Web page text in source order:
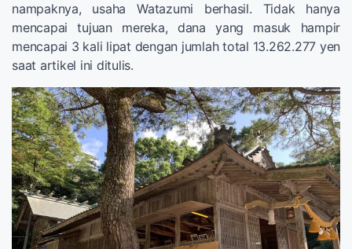
nampaknya, usaha Watazumi berhasil. Tidak hanya
mencapai tujuan mereka, dana yang masuk hampir
mencapai 3 kali lipat dengan jumlah total 13.262.277 yen
saat artikel ini ditulis.